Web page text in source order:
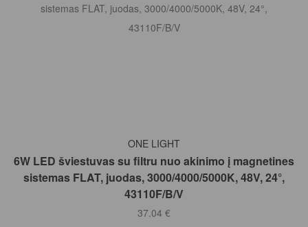
Į KREPŠELĮ
ONE LIGHT
6W LED šviestuvas su filtru nuo akinimo į magnetines
sistemas FLAT, juodas, 3000/4000/5000K, 48V, 24°,
43110F/B/V
37.04 €